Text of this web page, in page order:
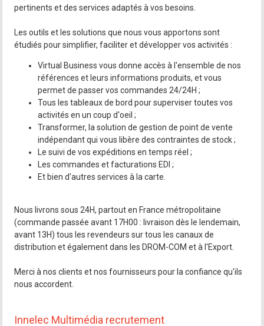
pertinents et des services adaptés à vos besoins.
Les outils et les solutions que nous vous apportons sont
étudiés pour simplifier, faciliter et développer vos activités :
Virtual Business vous donne accès à l'ensemble de nos
références et leurs informations produits, et vous
permet de passer vos commandes 24/24H ;
Tous les tableaux de bord pour superviser toutes vos
activités en un coup d'oeil ;
Transformer, la solution de gestion de point de vente
indépendant qui vous libère des contraintes de stock ;
Le suivi de vos expéditions en temps réel ;
Les commandes et facturations EDI ;
Et bien d'autres services à la carte.
Nous livrons sous 24H, partout en France métropolitaine
(commande passée avant 17H00 : livraison dès le lendemain,
avant 13H) tous les revendeurs sur tous les canaux de
distribution et également dans les DROM-COM et à l'Export.
Merci à nos clients et nos fournisseurs pour la confiance qu'ils
nous accordent.
Innelec Multimédia recrutement